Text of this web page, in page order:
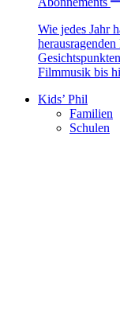
Wie jedes Jahr
Filmmusik bis
Kids’ Phil
Familien
Schulen